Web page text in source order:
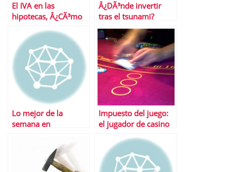
El IVA en las
hipotecas, Â¿CÃ³mo
Â¿DÃ³nde invertir
tras el tsunami?
Lo mejor de la
semana en
Impuesto del juego:
el jugador de casino
a pie pierde